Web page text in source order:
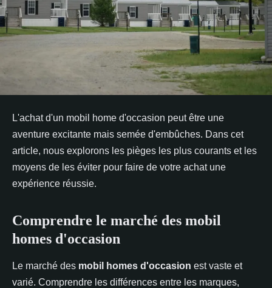
L'achat d'un mobil home d'occasion peut être une
aventure excitante mais semée d'embûches. Dans cet
article, nous explorons les pièges les plus courants et les
moyens de les éviter pour faire de votre achat une
expérience réussie.
Comprendre le marché des mobil
homes d'occasion
Le marché des mobil homes d'occasion est vaste et
varié. Comprendre les différences entre les marques,